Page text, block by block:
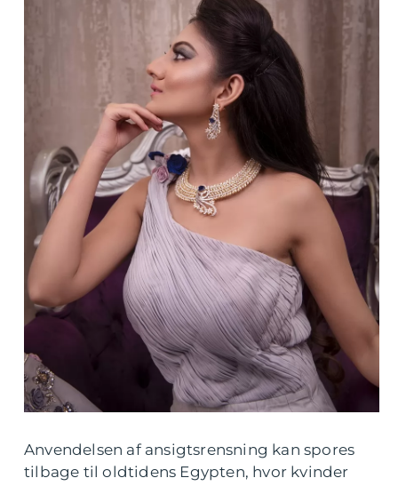
Anvendelsen af ansigtsrensning kan spores
tilbage til oldtidens Egypten, hvor kvinder